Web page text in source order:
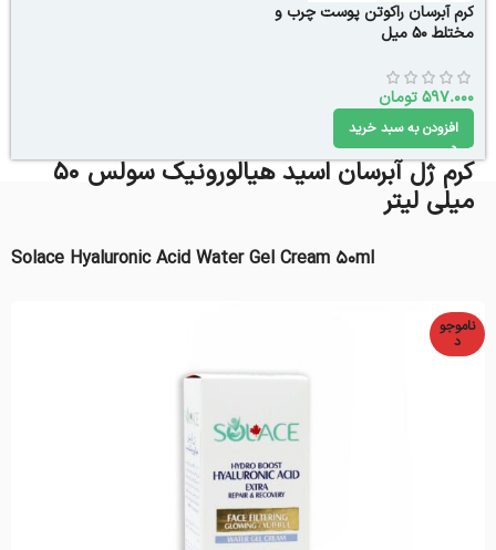
کرم آبرسان راکوتن پوست چرب و
مختلط 50 میل
597.000تومان
افزودن به سبد خرید
کرم ژل آبرسان اسید هیالورونیک سولس 50
میلی‌ لیتر
Solace Hyaluronic Acid Water Gel Cream 50ml
ناموجو
د